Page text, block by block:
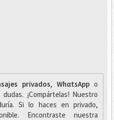
privados, WhαtsAppo
¡Compártelas! Nuestro
Si lo haces en privado,
Encontraste nuestra